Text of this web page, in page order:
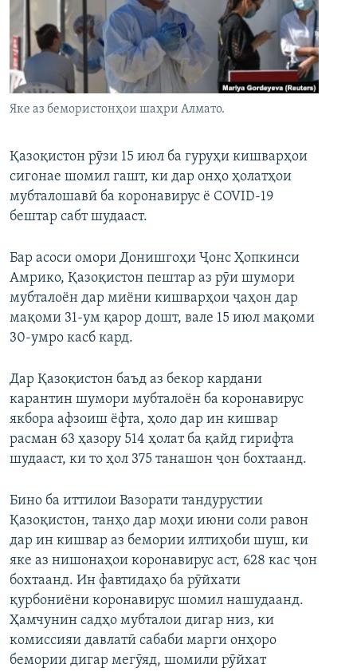
ГУЗОРИШҲОИ РАДИОӢ
Русский
ПАЙГИРӢ КУНЕД
Ҳамаи сомонаҳои RFE/RL
Яке аз бемористонҳои шаҳри Алмато.
Қазоқистон рӯзи 15 июл ба гуруҳи кишварҳои
сигонае шомил гашт, ки дар онҳо ҳолатҳои
мубталошавӣ ба коронавирус ё COVID-19
бештар сабт шудааст.
Бар асоси омори Донишгоҳи Ҷонс Ҳопкинси
Амрико, Қазоқистон пештар аз рӯи шумори
мубталоён дар миёни кишварҳои ҷаҳон дар
мақоми 31-ум қарор дошт, вале 15 июл мақоми
30-умро касб кард.
Дар Қазоқистон баъд аз бекор кардани
карантин шумори мубталоён ба коронавирус
якбора афзоиш ёфта, ҳоло дар ин кишвар
расман 63 ҳазору 514 ҳолат ба қайд гирифта
шудааст, ки то ҳол 375 танашон ҷон бохтаанд.
Бино ба иттилои Вазорати тандурустии
Қазоқистон, танҳо дар моҳи июни соли равон
дар ин кишвар аз бемории илтиҳоби шуш, ки
яке аз нишонаҳои коронавирус аст, 628 кас ҷон
бохтаанд. Ин фавтидаҳо ба рӯйхати
қурбониёни коронавирус шомил нашудаанд.
Ҳамчунин садҳо мубталои дигар низ, ки
комиссияи давлатӣ сабаби марги онҳоро
бемории дигар мегӯяд, шомили рӯйхат